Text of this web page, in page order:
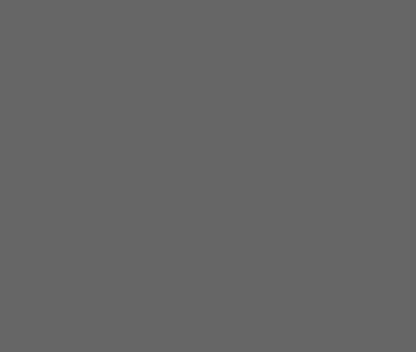
się na podstawie Twojej dobrowolnej